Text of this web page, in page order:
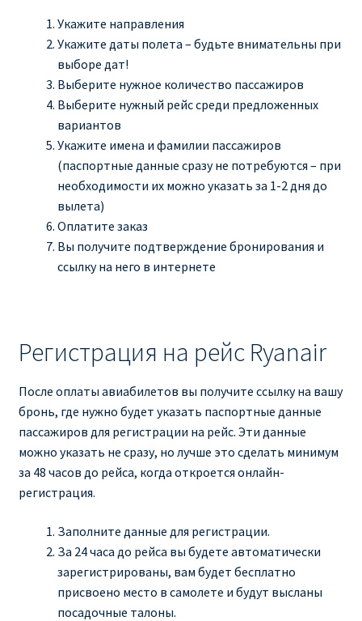
Укажите направления
Укажите даты полета – будьте внимательны при
выборе дат!
Выберите нужное количество пассажиров
Выберите нужный рейс среди предложенных
вариантов
Укажите имена и фамилии пассажиров
(паспортные данные сразу не потребуются – при
необходимости их можно указать за 1-2 дня до
вылета)
Оплатите заказ
Вы получите подтверждение бронирования и
ссылку на него в интернете
Регистрация на рейс Ryanair
После оплаты авиабилетов вы получите ссылку на вашу
бронь, где нужно будет указать паспортные данные
пассажиров для регистрации на рейс. Эти данные
можно указать не сразу, но лучше это сделать минимум
за 48 часов до рейса, когда откроется онлайн-
регистрация.
Заполните данные для регистрации.
За 24 часа до рейса вы будете автоматически
зарегистрированы, вам будет бесплатно
присвоено место в самолете и будут высланы
посадочные талоны.